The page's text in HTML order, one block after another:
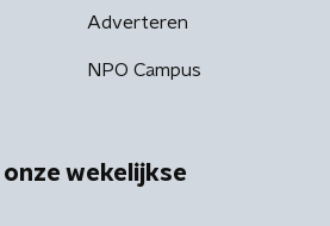
Adverteren
NPO Campus
wekelijkse